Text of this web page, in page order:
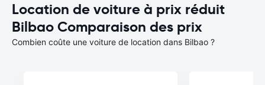
Location de voiture à prix réduit
Bilbao Comparaison des prix
Combien coûte une voiture de location dans Bilbao ?